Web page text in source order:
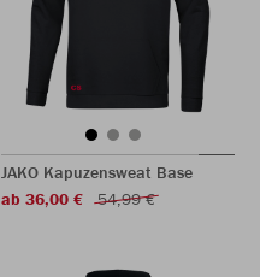
JAKO Kapuzensweat Base
ab 36,00 €
54,99 €